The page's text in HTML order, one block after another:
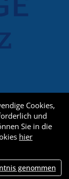
Cookies,
und
Sie in die
hier
genommen